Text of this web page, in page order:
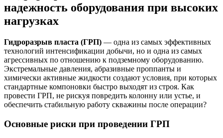
надежность оборудования при высоких
нагрузках
Гидроразрыв пласта (ГРП) — одна из самых эффективных
технологий интенсификации добычи, но и одна из самых
агрессивных по отношению к подземному оборудованию.
Экстремальные давления, абразивные проппанты и
химически активные жидкости создают условия, при которых
стандартные компоновки быстро выходят из строя. Как
провести ГРП, не рискуя повредить колонну или устье, и
обеспечить стабильную работу скважины после операции?
Основные риски при проведении ГРП